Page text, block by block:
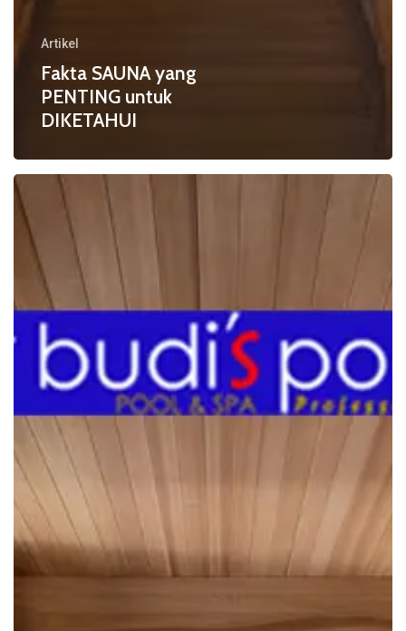
Artikel
Fakta SAUNA yang
PENTING untuk
DIKETAHUI
Cara
SAUNA
Tingkatkan
FUNGSI
SISTEM
KEKEBALAN
TUBUH